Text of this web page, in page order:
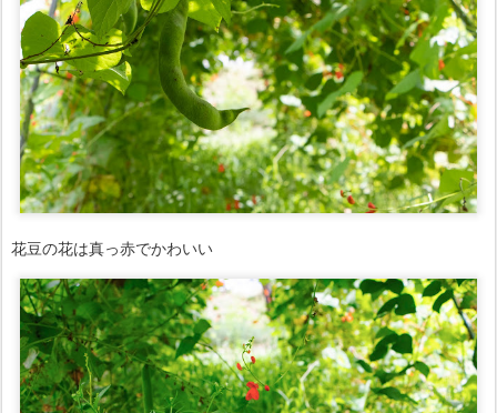
花豆の花は真っ赤でかわいい